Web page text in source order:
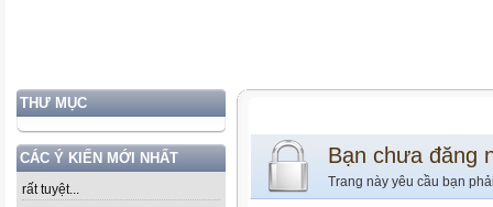
THƯ MỤC
CÁC Ý KIẾN MỚI NHẤT
rất tuyệt...
Bạn chưa đăng
Trang này yêu cầu bạn